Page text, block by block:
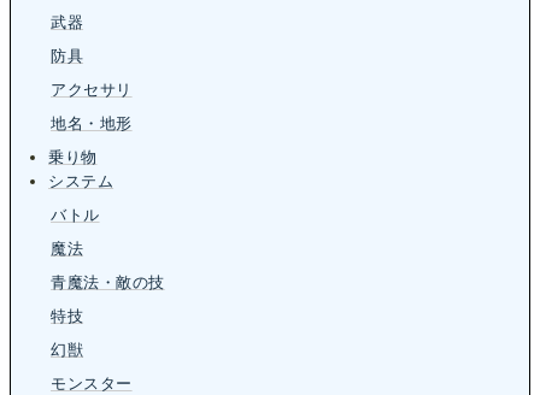
武器
防具
アクセサリ
地名・地形
乗り物
システム
バトル
魔法
青魔法・敵の技
特技
幻獣
モンスター